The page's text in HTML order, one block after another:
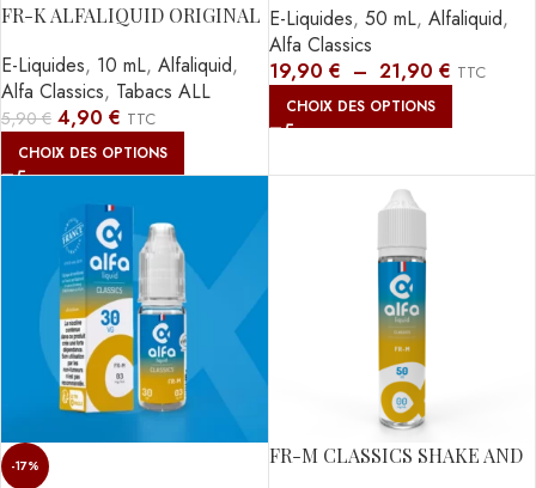
FR-K ALFALIQUID ORIGINAL
E-Liquides, 10 mL, Alfaliquid,
Alfa Classics, Tabacs ALL
5,90€ 4,90 € TTC
CHOIX DES OPTIONS
E-Liquides, 50 mL, Alfaliquid,
Alfa Classics
19,90 € – 21,90 € TTC
CHOIX DES OPTIONS
-17%
FR-M CLASSICS SHAKE AND